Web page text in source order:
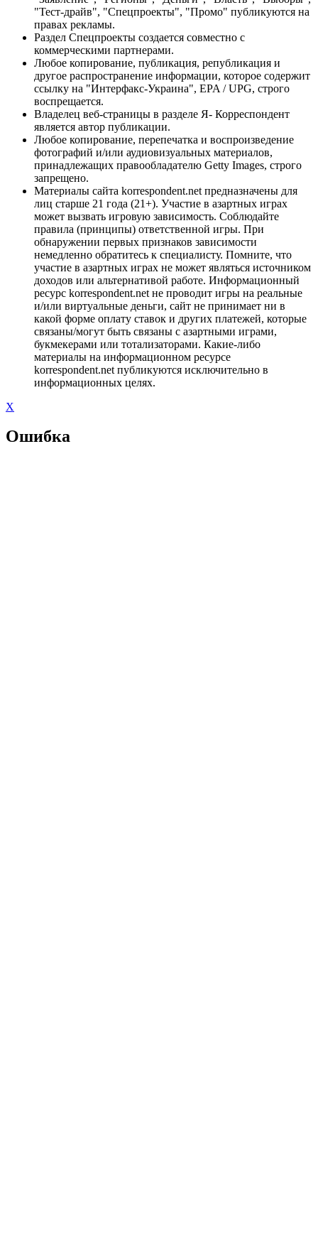
"Тест-драйв", "Спецпроекты", "Промо" публикуются на
правах рекламы.
Раздел Спецпроекты создается совместно с
коммерческими партнерами.
Любое копирование, публикация, републикация и
другое распространение информации, которое содержит
ссылку на "Интерфакс-Украина", EPA / UPG, строго
воспрещается.
Владелец веб-страницы в разделе Я- Корреспондент
является автор публикации.
Любое копирование, перепечатка и воспроизведение
фотографий и/или аудиовизуальных материалов,
принадлежащих правообладателю Getty Images, строго
запрещено.
Материалы сайта korrespondent.net предназначены для
лиц старше 21 года (21+). Участие в азартных играх
может вызвать игровую зависимость. Соблюдайте
правила (принципы) ответственной игры. При
обнаружении первых признаков зависимости
немедленно обратитесь к специалисту. Помните, что
участие в азартных играх не может являться источником
доходов или альтернативой работе. Информационный
ресурс korrespondent.net не проводит игры на реальные
и/или виртуальные деньги, сайт не принимает ни в
какой форме оплату ставок и других платежей, которые
связаны/могут быть связаны с азартными играми,
букмекерами или тотализаторами. Какие-либо
материалы на информационном ресурсе
korrespondent.net публикуются исключительно в
информационных целях.
X
Ошибка